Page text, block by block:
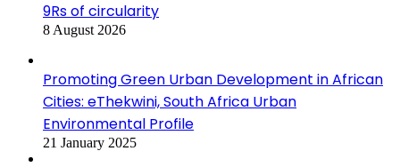
9Rs of circularity
8 August 2026
Promoting Green Urban Development in African
Cities: eThekwini, South Africa Urban
Environmental Profile
21 January 2025